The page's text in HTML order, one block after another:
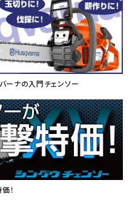
ーナの入門チェンソー
！